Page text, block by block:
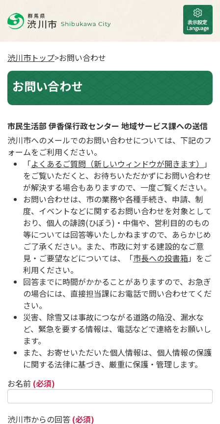
渋川市トップ>お問い合わせ
お問い合わせ
市民生活部 伊香保行政センター 地域サービス課への送信
渋川市へのメールでのお問い合わせについては、下記のフ
ォームをご利用ください。
「よくあるご質問（新しいウィンドウが開きます）
」
をご覧いただくと、お待ちいただかずにお問い合わせ
が解決する場合もありますので、一度ご覧ください。
お問い合わせは、市の業務や各種手続き、申請、制
度、イベントなどに関するお問い合わせを対象として
おり、個人の誹謗(ひぼう)・中傷や、営利目的のもの
等については回答等いたしかねますので、あらかじめ
ご了承ください。また、市政に対する建設的なご意
見・ご要望などについては、「市長への投書箱」をご
利用ください。
回答までに時間がかかることがありますので、お急ぎ
の場合には、直接担当課にお電話で問い合わせてくだ
さい。
災害、除雪又は事故につながる道路の陥没、漏水な
ど、緊急を要する情報は、電話などで連絡をお願いし
ます。
また、お寄せいただいた個人情報は、個人情報の保護
に関する法律に基づき、厳重に保護・管理します。
お名前 (必須)
渋川市からの回答 (必須)